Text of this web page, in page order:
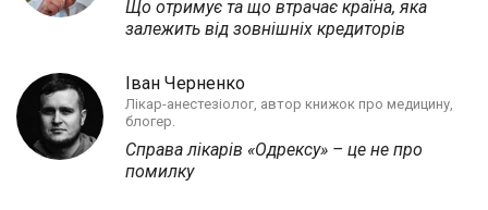
Що отримує та що втрачає країна, яка
залежить від зовнішніх кредиторів
Іван Черненко
Лікар-анестезіолог, автор книжок про медицину,
блогер.
Справа лікарів «Одрексу» – це не про
помилку